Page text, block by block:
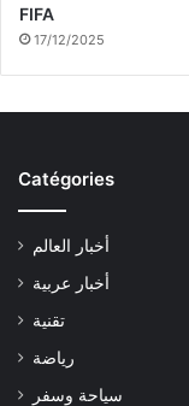
FIFA
17/12/2025
Catégories
أخبار العالم
أخبار عربية
تقنية
رياضة
سياحة وسفر